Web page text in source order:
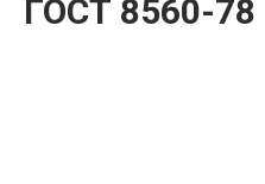
ГОСТ 8560-78